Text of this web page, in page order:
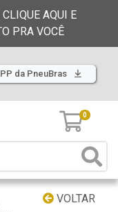
AQUI E
PRA VOCÊ
da PneuBras
0
VOLTAR